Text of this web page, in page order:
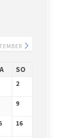
SO
2
9
16